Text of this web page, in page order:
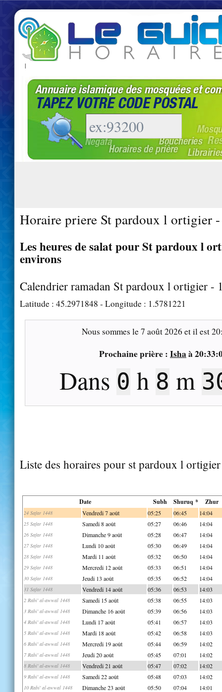
|
Horaire priere St pardoux l ortigier
Les heures de salat pour St pardoux l
environs
Calendrier ramadan St pardoux l ortigier -
Latitude : 45.2971848 - Longitude : 1.5781221
Nous sommes le7 août 2026 et il est
Prochaine prière : Isha à
Dans 0 h 8 m
Liste des horaires pour st pardoux l ortigier
Date Subh Shuruq * Zhur
24 Safar 1448 Vendredi 7 août 05:25 06:45 14:04
25 Safar 1448 Samedi 8 août 05:27 06:46 14:04
26 Safar 1448 Dimanche 9 août 05:28 06:47 14:04
27 Safar 1448 Lundi 10 août 05:30 06:49 14:04
28 Safar 1448 Mardi 11 août 05:32 06:50 14:04
29 Safar 1448 Mercredi 12 août 05:33 06:51 14:04
30 Safar 1448 Jeudi 13 août 05:35 06:52 14:04
31 Safar 1448 Vendredi 14 août 05:36 06:53 14:03
2 Rabi' al-awwal 1448 Samedi 15 août 05:38 06:55 14:03
3 Rabi' al-awwal 1448 Dimanche 16 août 05:39 06:56 14:03
4 Rabi' al-awwal 1448 Lundi 17 août 05:41 06:57 14:03
5 Rabi' al-awwal 1448 Mardi 18 août 05:42 06:58 14:03
6 Rabi' al-awwal 1448 Mercredi 19 août 05:44 06:59 14:02
7 Rabi' al-awwal 1448 Jeudi 20 août 05:45 07:01 14:02
8 Rabi' al-awwal 1448 Vendredi 21 août 05:47 07:02 14:02
9 Rabi' al-awwal 1448 Samedi 22 août 05:48 07:03 14:02
10 Rabi' al-awwal 1448 Dimanche 23 août 05:50 07:04 14:01